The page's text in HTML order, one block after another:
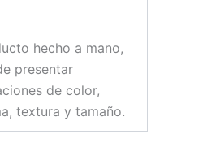
hecho a mano,
presentar
de color,
textura y tamaño.